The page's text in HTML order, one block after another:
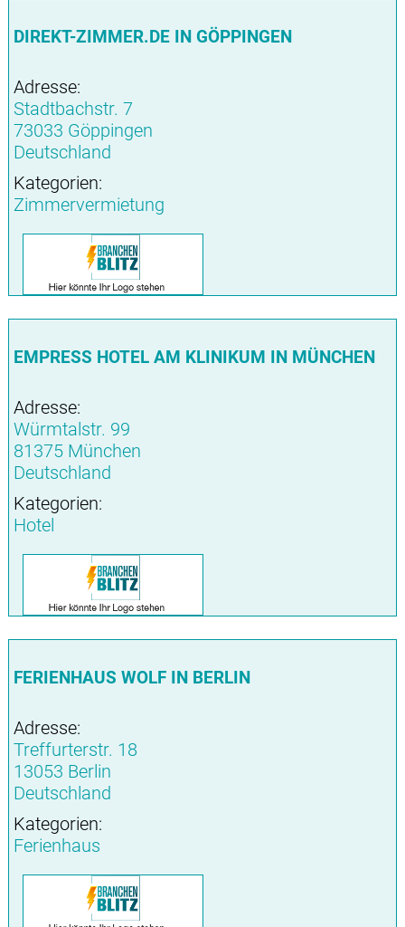
DIREKT-ZIMMER.DE IN GÖPPINGEN
Adresse:
Stadtbachstr. 7
73033 Göppingen
Deutschland
Kategorien:
Zimmervermietung
EMPRESS HOTEL AM KLINIKUM IN MÜNCHEN
Adresse:
Würmtalstr. 99
81375 München
Deutschland
Kategorien:
Hotel
FERIENHAUS WOLF IN BERLIN
Adresse:
Treffurterstr. 18
13053 Berlin
Deutschland
Kategorien:
Ferienhaus